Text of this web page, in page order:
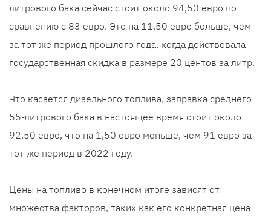
литрового бака сейчас стоит около 94,50 евро по
сравнению с 83 евро. Это на 11,50 евро больше, чем
за тот же период прошлого года, когда действовала
государственная скидка в размере 20 центов за литр.
Что касается дизельного топлива, заправка среднего
55-литрового бака в настоящее время стоит около
92,50 евро, что на 1,50 евро меньше, чем 91 евро за
тот же период в 2022 году.
Цены на топливо в конечном итоге зависят от
множества факторов, таких как его конкретная цена